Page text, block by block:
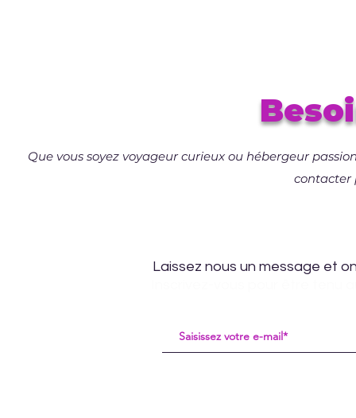
Que vous soyez voyageur curieux ou hébergeur
contacter
Laissez nous un message et